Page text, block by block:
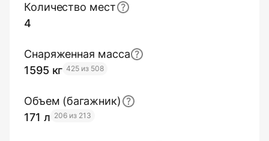
Количество мест
4
Снаряженная масса
1595 кг 425 из 508
Объем (багажник)
171 л 206 из 213